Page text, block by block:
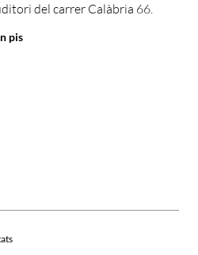
del carrer Calàbria 66.
pis